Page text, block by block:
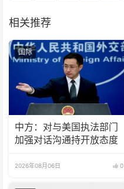
相关推荐
国际
中方：对与美国执法部门
加强对话沟通持开放态度
2026年08月06日 0